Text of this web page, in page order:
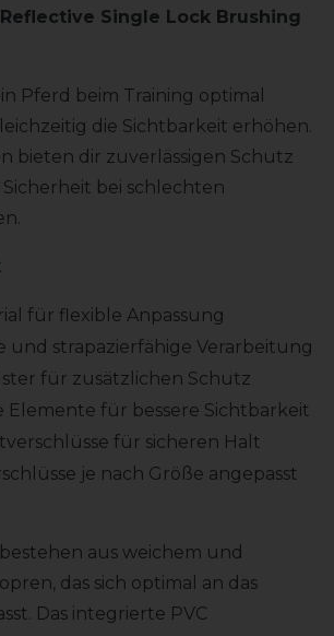
Single Lock Brushing
Pferd beim Training optimal
die Sichtbarkeit erhöhen.
bieten dir zuverlässigen Schutz
bei schlechten
für flexible Anpassung
und strapazierfähige Verarbeitung
für zusätzlichen Schutz
Elemente für bessere Sichtbarkeit
für sicheren Halt
je nach Größe angepasst
aus weichem und
das sich optimal an das
Das integrierte PVC